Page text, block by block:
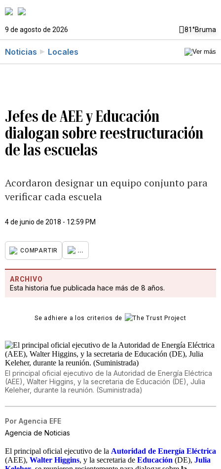
9 de agosto de 2026 81°Bruma
Noticias Locales
Jefes de AEE y Educación
dialogan sobre reestructuración
de las escuelas
Acordaron designar un equipo conjunto para
verificar cada escuela
4 de junio de 2018 - 12:59 PM
COMPARTIR ...
ARCHIVO
Esta historia fue publicada hace más de 8 años.
Se adhiere a los criterios de
El principal oficial ejecutivo de la Autoridad de Energía Eléctrica
(AEE), Walter Higgins, y la secretaria de Educación (DE), Julia
Keleher, durante la reunión. (Suministrada)
Por Agencia EFE
Agencia de Noticias
El principal oficial ejecutivo de la Autoridad de Energía Eléctrica
(AEE), Walter Higgins, y la secretaria de Educación (DE), Julia